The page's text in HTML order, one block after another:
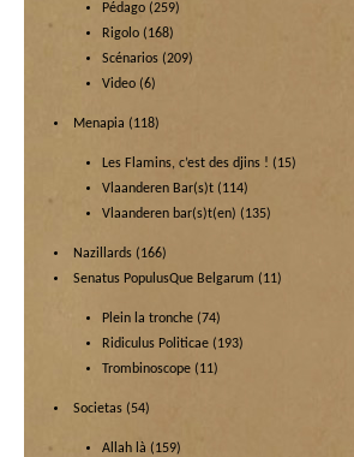
Pédago (259)
Rigolo (168)
Scénarios (209)
Video (6)
Menapia (118)
Les Flamins, c’est des djins ! (15)
Vlaanderen Bar(s)t (114)
Vlaanderen bar(s)t(en) (135)
Nazillards (166)
Senatus PopulusQue Belgarum (11)
Plein la tronche (74)
Ridiculus Politicae (193)
Trombinoscope (11)
Societas (54)
Allah là (159)